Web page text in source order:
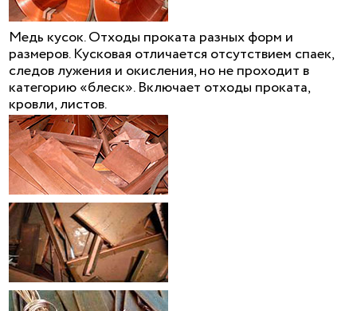
Медь кусок. Отходы проката разных форм и
размеров. Кусковая отличается отсутствием спаек,
следов лужения и окисления, но не проходит в
категорию «блеск». Включает отходы проката,
кровли, листов.